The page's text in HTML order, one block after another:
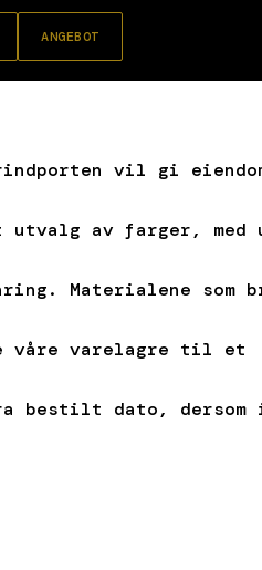
ANGEBOT
vil gi
utvalg av farger, med
Materialene som
våre varelagre til et
bestilt dato, dersom